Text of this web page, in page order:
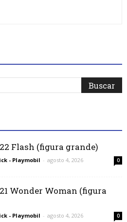
Flash (figura grande)
- Playmobil - agosto 4, 2026 0
Wonder Woman (figura
- Playmobil - agosto 4, 2026 0